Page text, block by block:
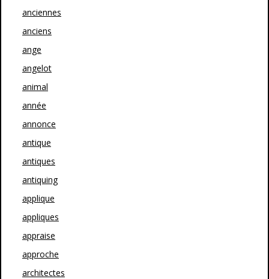
anciennes
anciens
ange
angelot
animal
année
annonce
antique
antiques
antiquing
applique
appliques
appraise
approche
architectes